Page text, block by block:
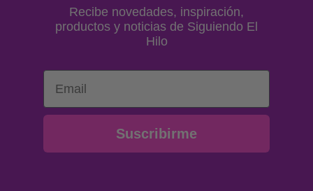
Recibe novedades, inspiración,
productos y noticias de Siguiendo El
Hilo
Email
Suscribirme